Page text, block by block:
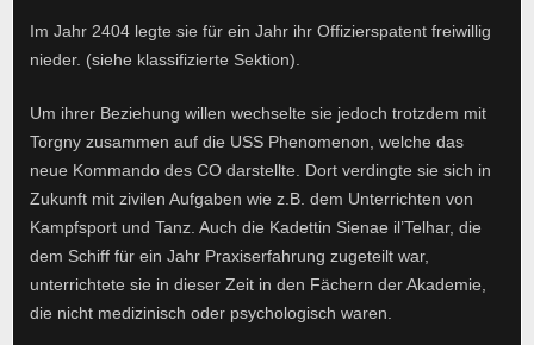
Im Jahr 2404 legte sie für ein Jahr ihr Offizierspatent freiwillig
nieder. (siehe klassifizierte Sektion).
Um ihrer Beziehung willen wechselte sie jedoch trotzdem mit
Torgny zusammen auf die USS Phenomenon, welche das
neue Kommando des CO darstellte. Dort verdingte sie sich in
Zukunft mit zivilen Aufgaben wie z.B. dem Unterrichten von
Kampfsport und Tanz. Auch die Kadettin Sienae il’Telhar, die
dem Schiff für ein Jahr Praxiserfahrung zugeteilt war,
unterrichtete sie in dieser Zeit in den Fächern der Akademie,
die nicht medizinisch oder psychologisch waren.